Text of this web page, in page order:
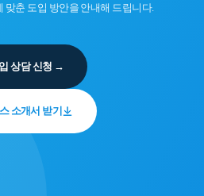
맞춘 도입 방안을 안내해 드립니다.
상담 신청
소개서 받기